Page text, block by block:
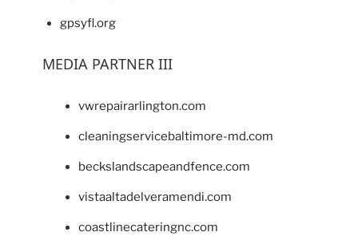
gpsyfl.org
MEDIA PARTNER III
vwrepairarlington.com
cleaningservicebaltimore-md.com
beckslandscapeandfence.com
vistaaltadelveramendi.com
coastlinecateringnc.com